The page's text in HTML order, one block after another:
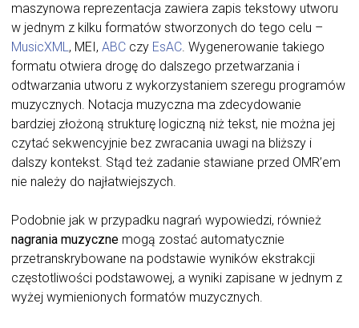
maszynowa reprezentacja zawiera zapis tekstowy utworu
w jednym z kilku formatów stworzonych do tego celu –
MusicXML, MEI, ABC czy EsAC. Wygenerowanie takiego
formatu otwiera drogę do dalszego przetwarzania i
odtwarzania utworu z wykorzystaniem szeregu programów
muzycznych. Notacja muzyczna ma zdecydowanie
bardziej złożoną strukturę logiczną niż tekst, nie można jej
czytać sekwencyjnie bez zwracania uwagi na bliższy i
dalszy kontekst. Stąd też zadanie stawiane przed OMR’em
nie należy do najłatwiejszych.
Podobnie jak w przypadku nagrań wypowiedzi, również
nagrania muzyczne mogą zostać automatycznie
przetranskrybowane na podstawie wyników ekstrakcji
częstotliwości podstawowej, a wyniki zapisane w jednym z
wyżej wymienionych formatów muzycznych.